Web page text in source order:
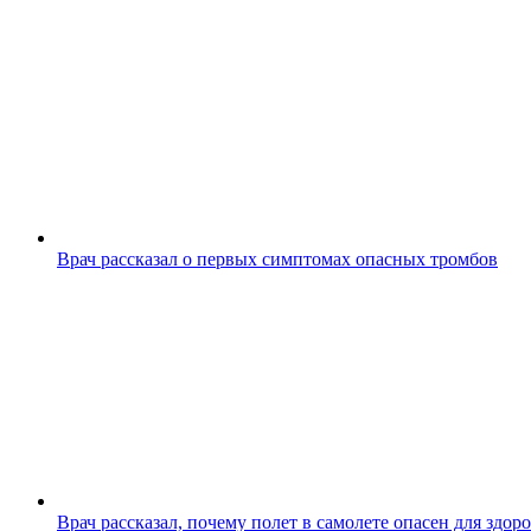
Врач рассказал о первых симптомах опасных тромбов
Врач рассказал, почему полет в самолете опасен для